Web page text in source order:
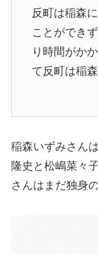
反町は稲森
ことができ
り時間がか
て反町は稲
稲森いずみさん
隆史と松嶋菜々
さんはまだ独身